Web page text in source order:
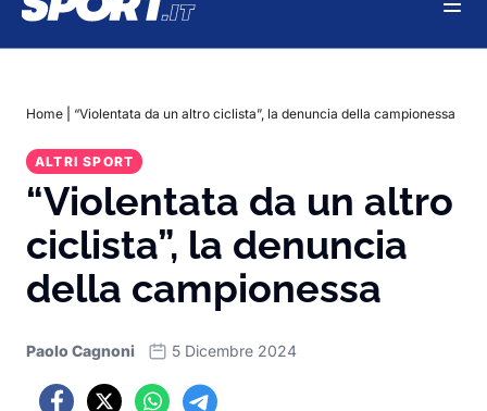
Home “Violentata da un altro ciclista”, la denuncia della campionessa
ALTRI SPORT
“Violentata da un altro
ciclista”, la denuncia
della campionessa
Paolo Cagnoni 5 Dicembre 2024